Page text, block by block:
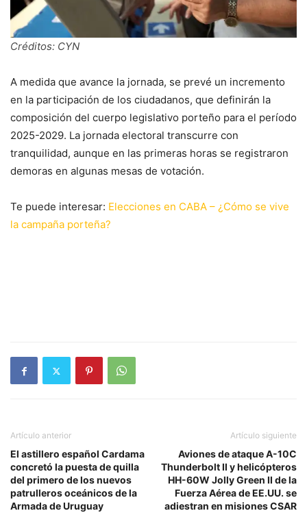
Créditos: CYN
A medida que avance la jornada, se prevé un incremento
en la participación de los ciudadanos, que definirán la
composición del cuerpo legislativo porteño para el período
2025-2029. La jornada electoral transcurre con
tranquilidad, aunque en las primeras horas se registraron
demoras en algunas mesas de votación.
Te puede interesar: Elecciones en CABA – ¿Cómo se vive
la campaña porteña?
Artículo anterior
El astillero español Cardama
concretó la puesta de quilla
del primero de los nuevos
patrulleros oceánicos de la
Armada de Uruguay
Artículo siguiente
Aviones de ataque A-10C
Thunderbolt II y helicópteros
HH-60W Jolly Green II de la
Fuerza Aérea de EE.UU. se
adiestran en misiones CSAR